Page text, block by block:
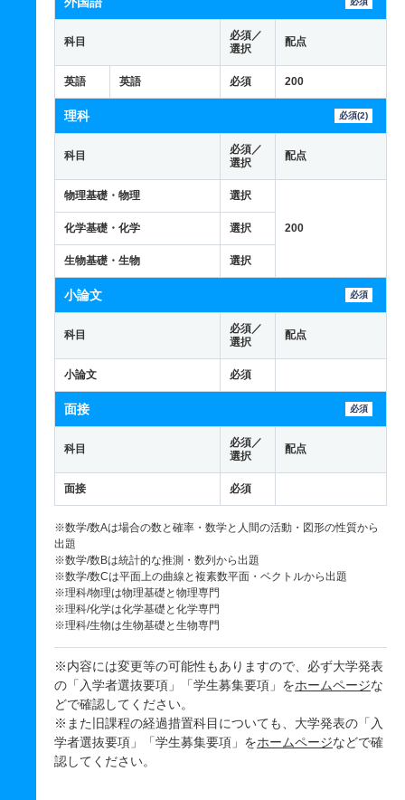
科目
必須／
選択
配点
英語 英語 必須 200
理科 必須(2)
科目
必須／
選択
配点
物理基礎・物理 選択
200
化学基礎・化学 選択
生物基礎・生物 選択
小論文 必須
科目
必須／
選択
配点
小論文 必須
面接 必須
科目
必須／
選択
配点
面接 必須
※数学/数Aは場合の数と確率・数学と人間の活動・図形の性質から
出題
※数学/数Bは統計的な推測・数列から出題
※数学/数Cは平面上の曲線と複素数平面・ベクトルから出題
※理科/物理は物理基礎と物理専門
※理科/化学は化学基礎と化学専門
※理科/生物は生物基礎と生物専門
※内容には変更等の可能性もありますので、必ず大学発表
の「入学者選抜要項」「学生募集要項」をホームページな
どで確認してください。
※また旧課程の経過措置科目についても、大学発表の「入
学者選抜要項」「学生募集要項」をホームページなどで確
認してください。